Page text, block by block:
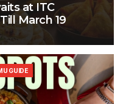
at ITC
March 19
GUIDE